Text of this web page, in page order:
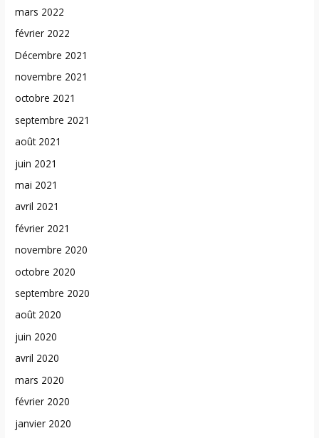
mars 2022
février 2022
Décembre 2021
novembre 2021
octobre 2021
septembre 2021
août 2021
juin 2021
mai 2021
avril 2021
février 2021
novembre 2020
octobre 2020
septembre 2020
août 2020
juin 2020
avril 2020
mars 2020
février 2020
janvier 2020